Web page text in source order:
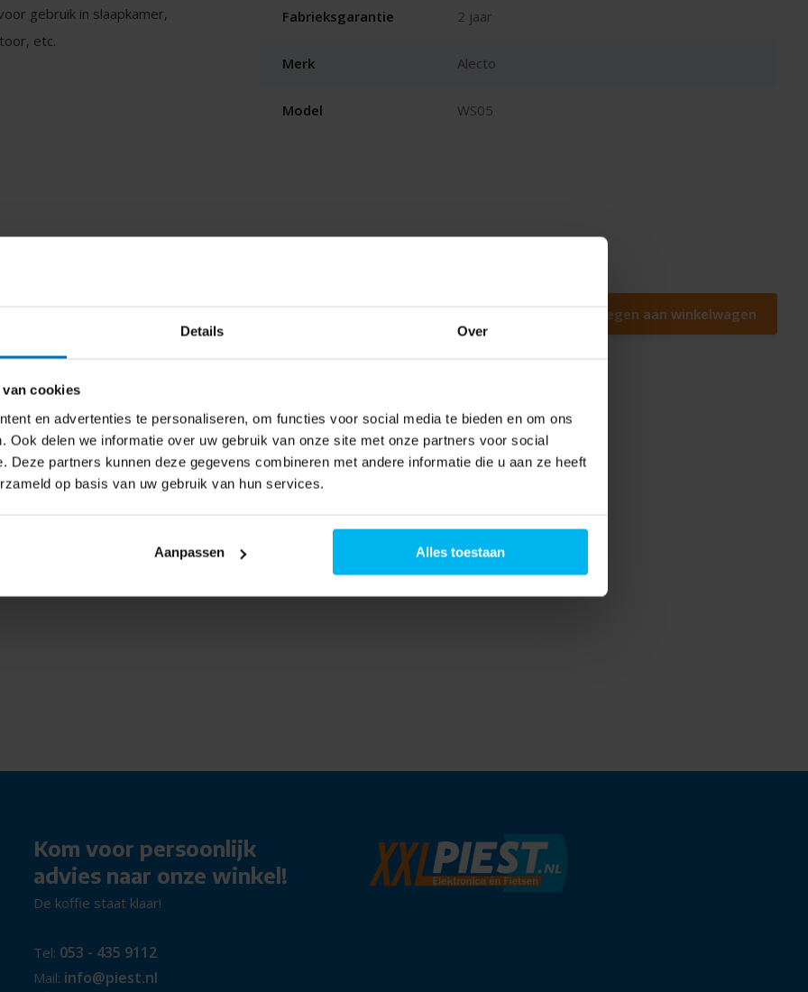
Details Over
cookies
en advertenties te personaliseren, om functies voor social media te bieden en om ons
Ook delen we informatie over uw gebruik van onze site met onze partners voor social
Deze partners kunnen deze gegevens combineren met andere informatie die u aan ze heeft
op basis van uw gebruik van hun services.
Aanpassen Alles toestaan
gebruik in slaapkamer,
etc.
vocht die de lucht
bij een bepaalde
is de relatieve vochtigheid
begint deze te
Daarnaast dragen ook
dweilen een rol. Een
zo'n 10 liter waterdamp
de woning binnenkomen.
in vochtige ruimtes. Ook voor
belangrijk. Om tot een
ruimtes. Afhankelijk
binnen de 40 tot 60%
Fabrieksgarantie 2 jaar
Merk Alecto
Model WS05
05 - Hygrometer
de beschikbaarheid
Toevoegen aan winkelwagen
Kom voor persoonlijk
advies naar onze winkel!
De koffie staat klaar!
Tel: 053 - 435 9112
Mail: info@piest.nl